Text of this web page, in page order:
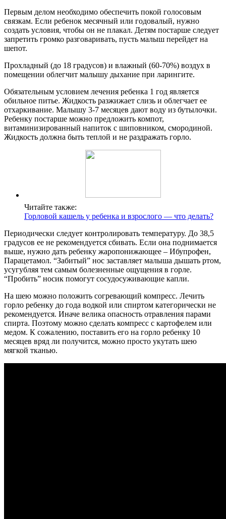
Первым делом необходимо обеспечить покой голосовым
связкам. Если ребенок месячный или годовалый, нужно
создать условия, чтобы он не плакал. Детям постарше следует
запретить громко разговаривать, пусть малыш перейдет на
шепот.
Прохладный (до 18 градусов) и влажный (60-70%) воздух в
помещении облегчит малышу дыхание при ларингите.
Обязательным условием лечения ребенка 1 год является
обильное питье. Жидкость разжижает слизь и облегчает ее
отхаркивание. Малышу 3-7 месяцев дают воду из бутылочки.
Ребенку постарше можно предложить компот,
витаминизированный напиток с шиповником, смородиной.
Жидкость должна быть теплой и не раздражать горло.
Читайте также:
Горловой кашель у ребенка и взрослого — что делать?
Периодически следует контролировать температуру. До 38,5
градусов ее не рекомендуется сбивать. Если она поднимается
выше, нужно дать ребенку жаропонижающее – Ибупрофен,
Парацетамол. “Забитый” нос заставляет малыша дышать ртом,
усугубляя тем самым болезненные ощущения в горле.
“Пробить” носик помогут сосудосуживающие капли.
На шею можно положить согревающий компресс. Лечить
горло ребенку до года водкой или спиртом категорически не
рекомендуется. Иначе велика опасность отравления парами
спирта. Поэтому можно сделать компресс с картофелем или
медом. К сожалению, поставить его на горло ребенку 10
месяцев вряд ли получится, можно просто укутать шею
мягкой тканью.